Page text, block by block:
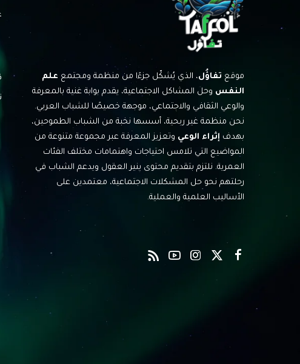
موقع تفاؤُل، الذي يُشكّل جزءًا من منظمة ومجتمع علم
النفس وحل المشاكل الاجتماعية، يقدم بوابة غنية بالمعرفة
والوعي الثقافي والاجتماعي، موجهة خصيصًا للشباب العربي.
نحن منظمة غير ربحية، أسسها نخبة من الشباب الطموحين،
بهدف إثراء الوعيوتعزيز المعرفة عبر مجموعة متنوعة من
المواضيع التي تلامس احتياجات واهتمامات مختلف الفئات
العمرية. نلتزم بتقديم محتوى ينير العقول ويدعم الشباب في
رحلتهم نحو حل المشكلات الاجتماعية، معتمدين على
الأساليب العلمية والعملية.